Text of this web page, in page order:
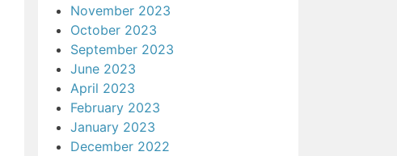
November 2023
October 2023
September 2023
June 2023
April 2023
February 2023
January 2023
December 2022